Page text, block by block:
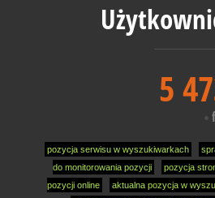
5
pozycja serwisu w wyszukiwarkach
do monitorowania pozycji
pozycja
pozycji online
aktualna pozycja w